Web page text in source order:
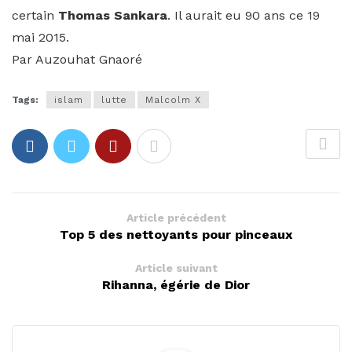
certain Thomas Sankara. Il aurait eu 90 ans ce 19
mai 2015.
Par Auzouhat Gnaoré
Tags: islam lutte Malcolm X
Article précédent
Top 5 des nettoyants pour pinceaux
Article suivant
Rihanna, égérie de Dior